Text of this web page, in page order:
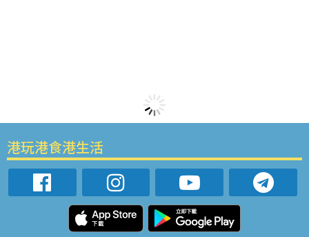
港玩港食港生活